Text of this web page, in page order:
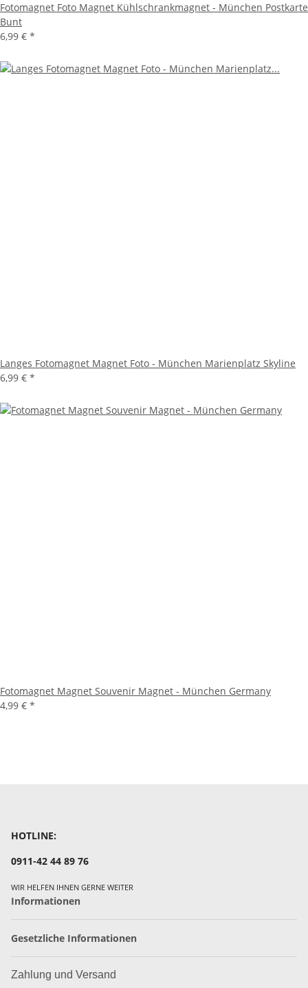
Fotomagnet Foto Magnet Kühlschrankmagnet - München Postkarte
Bunt
6,99 € *
Langes Fotomagnet Magnet Foto - München Marienplatz Skyline
6,99 € *
Fotomagnet Magnet Souvenir Magnet - München Germany
4,99 € *
HOTLINE:
0911-42 44 89 76
WIR HELFEN IHNEN GERNE WEITER
Informationen
Gesetzliche Informationen
Zahlung und Versand